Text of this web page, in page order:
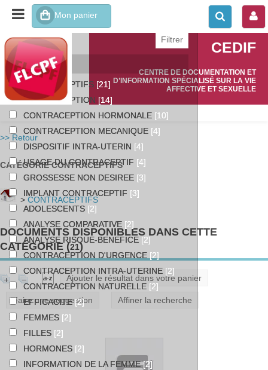
CEDIF
CENTRE DE DOCUMENTATION ET
D’INFORMATION SPÉCIALISÉ SUR LA VIE
AFFECTIVE ET SEXUELLE
>> Retour
CATÉGORIE CONTRACEPTIFS
> CONTRACEPTIFS
DOCUMENTS DISPONIBLES DANS CETTE
CATÉGORIE (21)
Ajouter le résultat dans votre panier
Faire une suggestion Affiner la recherche
affiner ou comparer
Catégories
CONTRACEPTIFS [21]
CONTRACEPTION [14]
CONTRACEPTION HORMONALE [10]
CONTRACEPTION MECANIQUE [4]
DISPOSITIF INTRA-UTERIN [4]
USAGE DU CONTRACEPTIF [4]
GROSSESSE NON DESIREE [3]
IMPLANT CONTRACEPTIF [3]
ADOLESCENTS [2]
ANALYSE COMPARATIVE [2]
ANALYSE RISQUE-BENEFICE [2]
CONTRACEPTION D'URGENCE [2]
CONTRACEPTION INTRA-UTERINE [2]
CONTRACEPTION NATURELLE [2]
EFFICACITE[2]
FEMMES [2]
FILLES [2]
HORMONES [2]
INFORMATION DE LA FEMME[2]